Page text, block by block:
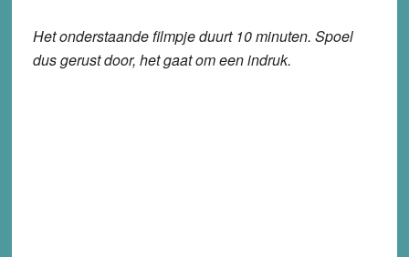
Het onderstaande filmpje duurt 10 minuten. Spoel
dus gerust door, het gaat om een indruk.